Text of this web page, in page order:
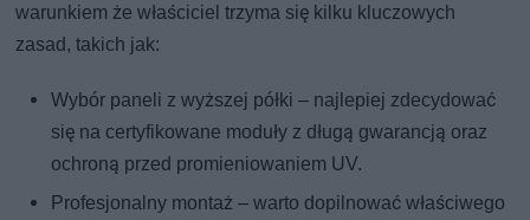
warunkiem że właściciel trzyma się kilku kluczowych
zasad, takich jak:
Wybór paneli z wyższej półki – najlepiej zdecydować
się na certyfikowane moduły z długą gwarancją oraz
ochroną przed promieniowaniem UV.
Profesjonalny montaż – warto dopilnować właściwego